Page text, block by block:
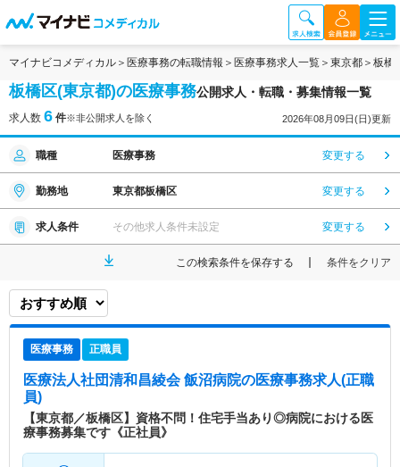
マイナビコメディカル 医療事務の転職情報 医療事務求人一覧 東京都 板橋
板橋区(東京都)の医療事務公開求人・転職・募集情報一覧
求人数 6 件※非公開求人を除く 2026年08月09日(日)更新
職種 医療事務 変更する
勤務地 東京都板橋区 変更する
求人条件 その他求人条件未設定 変更する
この検索条件を保存する 条件をクリア
医療事務 正職員
医療法人社団清和昌綾会 飯沼病院の医療事務求人(正職
員)
【東京都／板橋区】資格不問！住宅手当あり◎病院における医
療事務募集です《正社員》